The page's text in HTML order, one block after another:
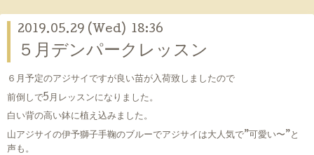
2019.05.29 (Wed) 18:36
５月デンパークレッスン
６月予定のアジサイですが良い苗が入荷致しましたので
前倒しで5月レッスンになりました。
白い背の高い鉢に植え込みました。
山アジサイの伊予獅子手鞠のブルーでアジサイは大人気で”可愛い〜”と
声も。